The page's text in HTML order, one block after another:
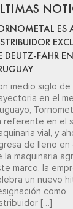
USADA
FAHR
ES
DEUTZ-FAHR EN
medio siglo de
en el
referente en el
vial, y
de lleno
la maquinaria
marco, la
un nuevo
como
[…]